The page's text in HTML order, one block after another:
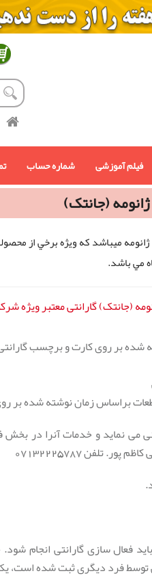
فیلم آموزشی شماره حساب
(جانتک)
ژانومه میباشد كه ويژه برخي از
مي باشد.
(جانتک) گارانتی معتبر ويژه
شده بر روی کارت و برچسب
می نمايد و خدمات آنرا در
تلفن 07132225787
توسط فرد دیگری ثبت شده است،